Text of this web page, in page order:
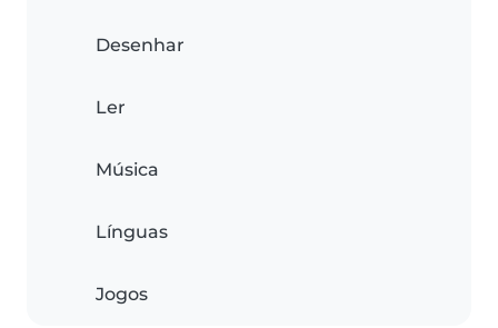
Desenhar
Ler
Música
Línguas
Jogos